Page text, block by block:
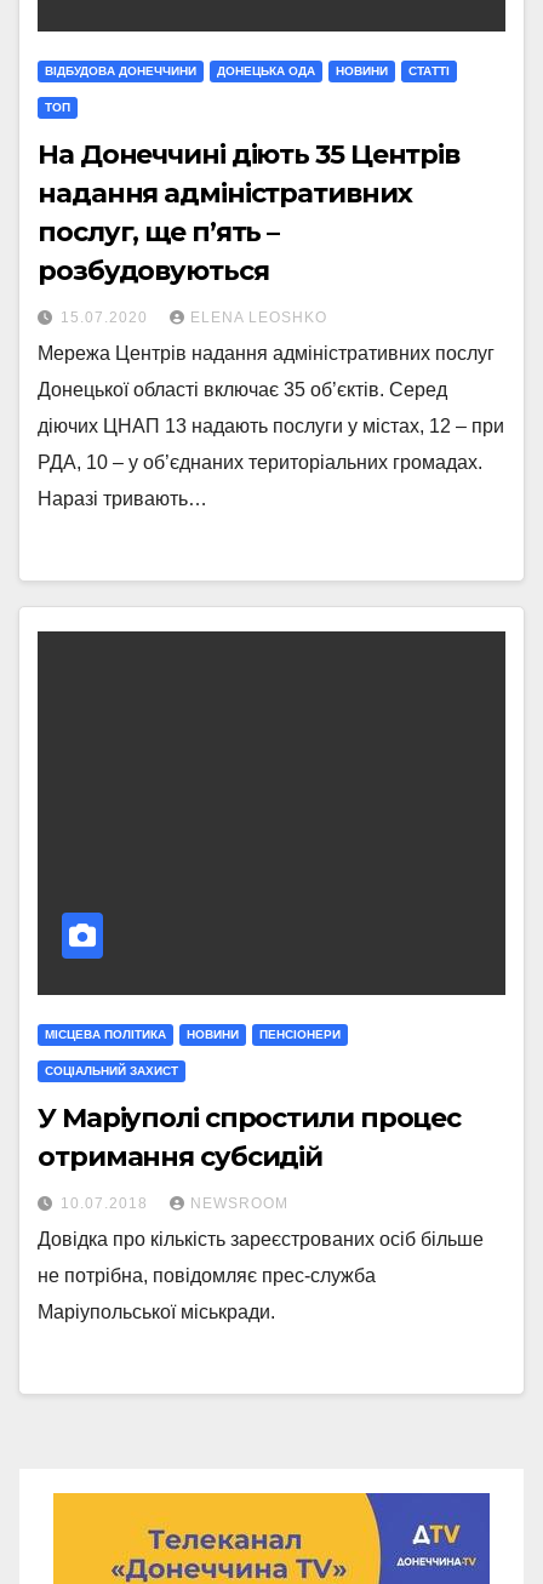
ВІДБУДОВА ДОНЕЧЧИНИ ДОНЕЦЬКА ОДА НОВИНИ СТАТТI
ТОП
На Донеччині діють 35 Центрів
надання адміністративних
послуг, ще п’ять –
розбудовуються
15.07.2020 ELENA LEOSHKO
Мережа Центрів надання адміністративних послуг
Донецької області включає 35 об’єктів. Серед
діючих ЦНАП 13 надають послуги у містах, 12 – при
РДА, 10 – у об’єднаних територіальних громадах.
Наразі тривають…
МIСЦЕВА ПОЛIТИКА НОВИНИ ПЕНСІОНЕРИ
СОЦІАЛЬНИЙ ЗАХИСТ
У Маріуполі спростили процес
отримання субсидій
10.07.2018 NEWSROOM
Довідка про кількість зареєстрованих осіб більше
не потрібна, повідомляє прес-служба
Маріупольської міськради.